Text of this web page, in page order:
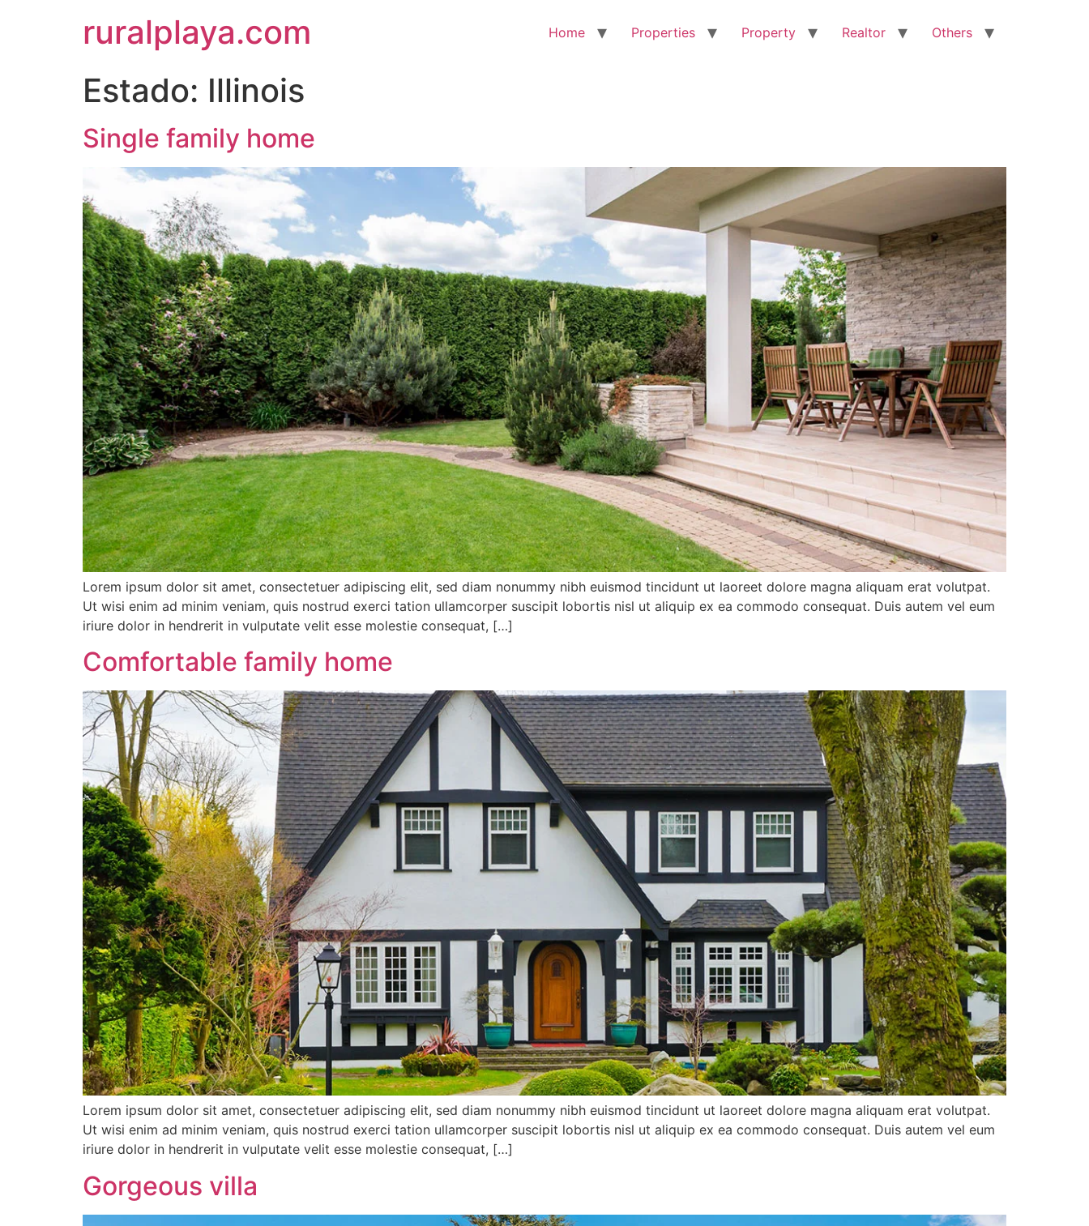
ruralplaya.com Home Properties Property Realtor Others
Estado: Illinois
Single family home
Lorem ipsum dolor sit amet, consectetuer adipiscing elit, sed diam nonummy nibh euismod tincidunt ut laoreet dolore magna aliquam erat volutpat.
Ut wisi enim ad minim veniam, quis nostrud exerci tation ullamcorper suscipit lobortis nisl ut aliquip ex ea commodo consequat. Duis autem vel eum
iriure dolor in hendrerit in vulputate velit esse molestie consequat, […]
Comfortable family home
Lorem ipsum dolor sit amet, consectetuer adipiscing elit, sed diam nonummy nibh euismod tincidunt ut laoreet dolore magna aliquam erat volutpat.
Ut wisi enim ad minim veniam, quis nostrud exerci tation ullamcorper suscipit lobortis nisl ut aliquip ex ea commodo consequat. Duis autem vel eum
iriure dolor in hendrerit in vulputate velit esse molestie consequat, […]
Gorgeous villa